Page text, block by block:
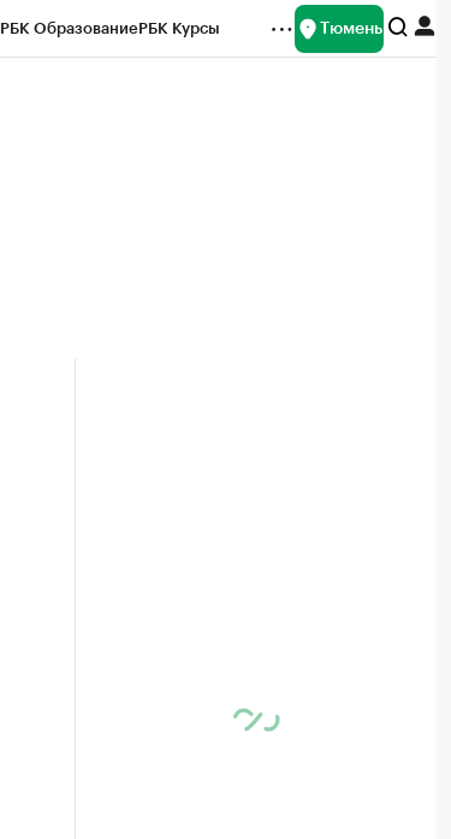
РБК ОбразованиеРБК Курсы Тюмень